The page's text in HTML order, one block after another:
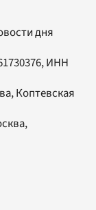
дня
ИНН
Коптевская
,